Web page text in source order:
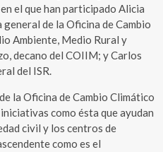
el que han participado Alicia
de la Oficina de Cambio
Ambiente, Medio Rural y
decano del COIIM; y Carlos
del ISR.
la Oficina de Cambio Climático
como ésta que ayudan
civil y los centros de
como es el